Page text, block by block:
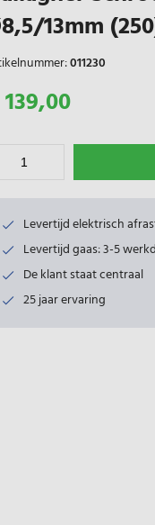
13mm
011230
Levertijd elektrisch
Levertijd gaas: 3-5
De klant staat centraal
25 jaar ervaring